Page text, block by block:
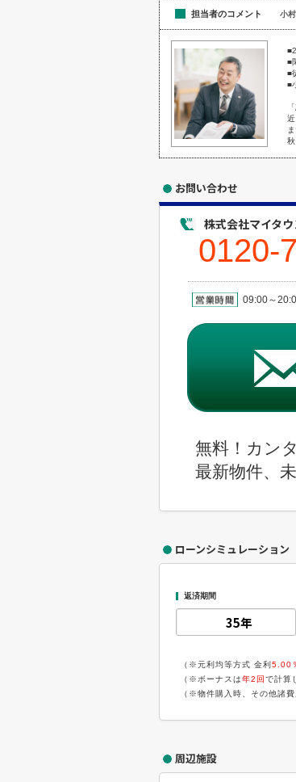
担当者のコメント 小
■
■
■
お問い合わせ
株式会社マイタウ
0120-
09:00～
無料！カン
最新物件、
ローンシミュレーション
返済期間
（※元利均等方式 金利 5.00
（※ボーナスは年2回 で計算
（※物件購入時、その他諸
周辺施設